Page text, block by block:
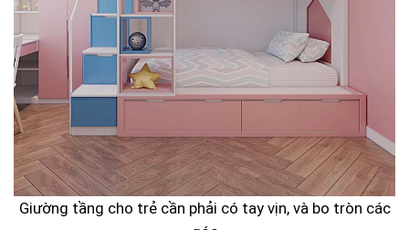
Giường tầng cho trẻ cần phải có tay vịn, và bo tròn các